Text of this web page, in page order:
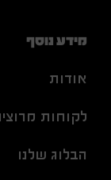
מידע נוסף
אודות
לקוחות
הבלוג שלנו